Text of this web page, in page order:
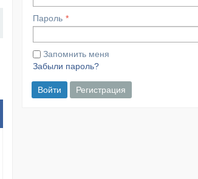
Пароль
Запомнить меня
Забыли пароль?
Войти Регистрация